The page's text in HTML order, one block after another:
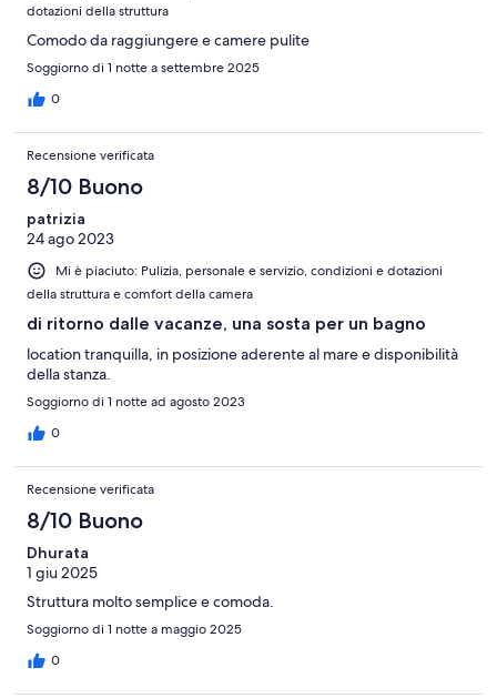
dotazioni della struttura
Comodo da raggiungere e camere pulite
Soggiorno di 1 notte a settembre 2025
0
Recensione verificata
8/10 Buono
patrizia
24 ago 2023
Mi è piaciuto: Pulizia, personale e servizio, condizioni e dotazioni
della struttura e comfort della camera
di ritorno dalle vacanze, una sosta per un bagno
location tranquilla, in posizione aderente al mare e disponibilità
della stanza.
Soggiorno di 1 notte ad agosto 2023
0
Recensione verificata
8/10 Buono
Dhurata
1 giu 2025
Struttura molto semplice e comoda.
Soggiorno di 1 notte a maggio 2025
0